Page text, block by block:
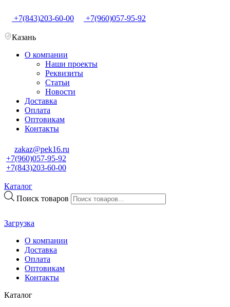
+7(843)203-60-00 +7(960)057-95-92
Казань
О компании
Наши проекты
Реквизиты
Статьи
Новости
Доставка
Оплата
Оптовикам
Контакты
zakaz@pek16.ru
+7(960)057-95-92
+7(843)203-60-00
Каталог
Поиск товаров
Загрузка
О компании
Доставка
Оплата
Оптовикам
Контакты
Каталог